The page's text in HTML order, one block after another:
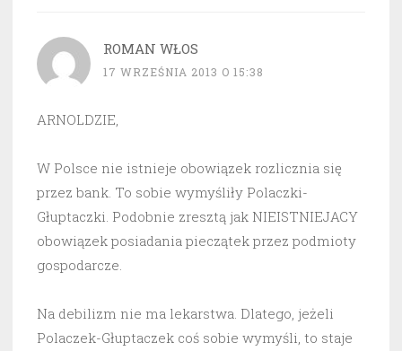
ROMAN WŁOS
17 WRZEŚNIA 2013 O 15:38
ARNOLDZIE,
W Polsce nie istnieje obowiązek rozlicznia się
przez bank. To sobie wymyśliły Polaczki-
Głuptaczki. Podobnie zresztą jak NIEISTNIEJACY
obowiązek posiadania pieczątek przez podmioty
gospodarcze.
Na debilizm nie ma lekarstwa. Dlatego, jeżeli
Polaczek-Głuptaczek coś sobie wymyśli, to staje